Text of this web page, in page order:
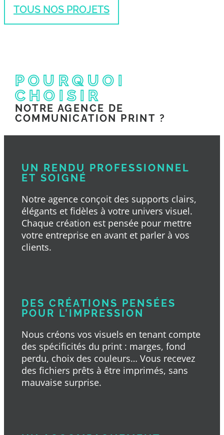
TOUS NOS PROJETS
POURQUOI
CHOISIR
NOTRE AGENCE DE
COMMUNICATION PRINT ?
UN RENDU PROFESSIONNEL
ET SOIGNÉ
Notre agence conçoit des supports clairs,
élégants et fidèles à votre univers visuel.
Chaque création est pensée pour mettre
votre entreprise en avant et parler à vos
clients.
DES CRÉATIONS PENSÉES
POUR L’IMPRESSION
Nous créons vos visuels en tenant compte
des spécificités du print : marges, fond
perdu, choix des couleurs… Vous recevez
des fichiers prêts à être imprimés, sans
mauvaise surprise.